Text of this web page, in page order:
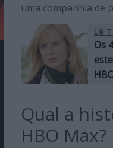
uma companhia de
Lê
Os
Qual a
HBO Max?